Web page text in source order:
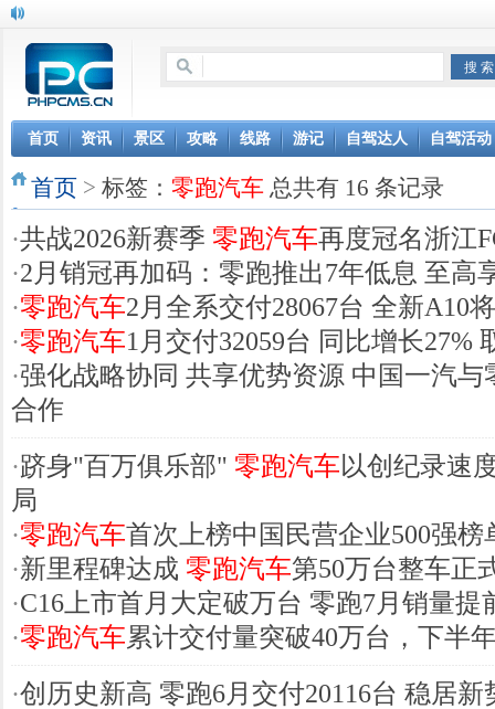
首页 资讯 景区 攻略 线路 游记 自驾达人 自驾活动
首页 > 标签： 零跑汽车 总共有 16 条记录
·共战2026新赛季 零跑汽车再度冠名浙江
·2月销冠再加码：零跑推出7年低息 至高
·零跑汽车2月全系交付28067台 全新A10
·零跑汽车1月交付32059台 同比增长27%
·强化战略协同 共享优势资源 中国一汽与
合作
·跻身"百万俱乐部" 零跑汽车以创纪录速
局
·零跑汽车首次上榜中国民营企业500强榜
·新里程碑达成 零跑汽车第50万台整车正
·C16上市首月大定破万台 零跑7月销量提
·零跑汽车累计交付量突破40万台，下半
·创历史新高 零跑6月交付20116台 稳居